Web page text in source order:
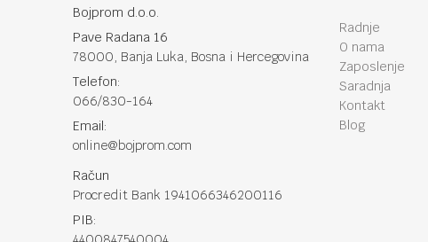
Bojprom d.o.o.
Pave Radana 16
78000, Banja Luka, Bosna i Hercegovina
Telefon:
066/830-164
Email:
online@bojprom.com
Račun
Procredit Bank 1941066346200116
PIB:
Radnje
O nama
Zaposlenje
Saradnja
Kontakt
Blog